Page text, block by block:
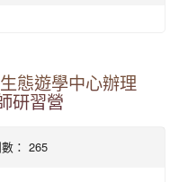
態遊學中心辦理
研習營
： 265